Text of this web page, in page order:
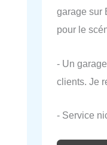
garage sur
pour le
- Un
clients. Je
- Service